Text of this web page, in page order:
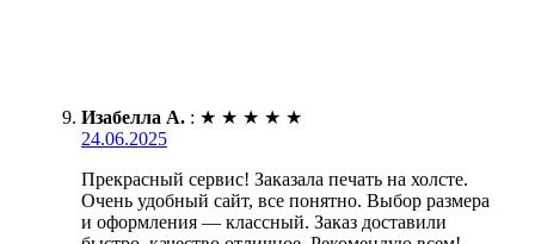
Изабелла А. : ★ ★ ★ ★ ★
24.06.2025
Прекрасный сервис! Заказала печать на холсте.
Очень удобный сайт, все понятно. Выбор размера
и оформления — классный. Заказ доставили